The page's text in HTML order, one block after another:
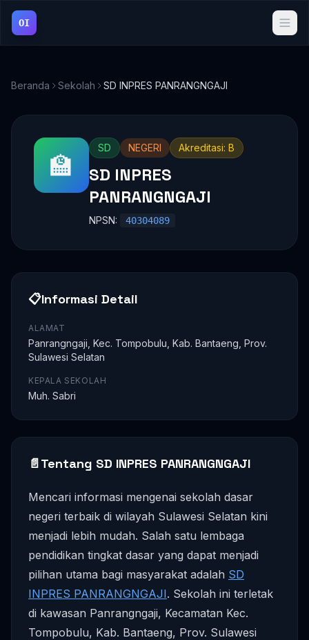
OI
Beranda Sekolah SD INPRES PANRANGNGAJI
🏫
SD NEGERI Akreditasi: B
SD INPRES
PANRANGNGAJI
NPSN: 40304089
📋Informasi Detail
ALAMAT
Panrangngaji, Kec. Tompobulu, Kab. Bantaeng, Prov.
Sulawesi Selatan
KEPALA SEKOLAH
Muh. Sabri
📄Tentang SD INPRES PANRANGNGAJI
Mencari informasi mengenai sekolah dasar
negeri terbaik di wilayah Sulawesi Selatan kini
menjadi lebih mudah. Salah satu lembaga
pendidikan tingkat dasar yang dapat menjadi
pilihan utama bagi masyarakat adalah SD
INPRES PANRANGNGAJI. Sekolah ini terletak
di kawasan Panrangngaji, Kecamatan Kec.
Tompobulu, Kab. Bantaeng, Prov. Sulawesi